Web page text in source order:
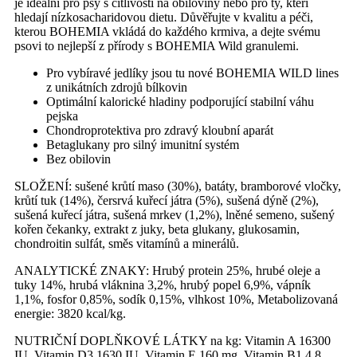
hledají nízkosacharidovou dietu. Důvěřujte v kvalitu a péči,
kterou BOHEMIA vkládá do každého krmiva, a dejte svému
psovi to nejlepší z přírody s BOHEMIA Wild granulemi.
Pro vybíravé jedlíky jsou tu nové BOHEMIA WILD lines
z unikátních zdrojů bílkovin
Optimální kalorické hladiny podporující stabilní váhu
pejska
Chondroprotektiva pro zdravý kloubní aparát
Betaglukany pro silný imunitní systém
Bez obilovin
SLOŽENÍ: sušené krůtí maso (30%), batáty, bramborové vločky,
krůtí tuk (14%), čersrvá kuřecí játra (5%), sušená dýně (2%),
sušená kuřecí játra, sušená mrkev (1,2%), lněné semeno, sušený
kořen čekanky, extrakt z juky, beta glukany, glukosamin,
chondroitin sulfát, směs vitamínů a minerálů.
ANALYTICKÉ ZNAKY: Hrubý protein 25%, hrubé oleje a
tuky 14%, hrubá vláknina 3,2%, hrubý popel 6,9%, vápník
1,1%, fosfor 0,85%, sodík 0,15%, vlhkost 10%, Metabolizovaná
energie: 3820 kcal/kg.
NUTRIČNÍ DOPLŇKOVÉ LÁTKY na kg: Vitamin A 16300